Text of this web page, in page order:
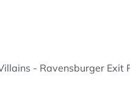
- Ravensburger Exit